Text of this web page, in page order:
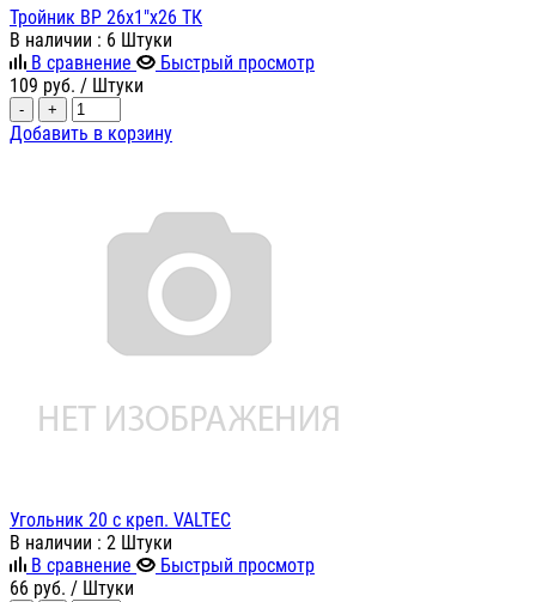
Тройник ВР 26х1"х26 ТК
В наличии : 6 Штуки
В сравнение
Быстрый просмотр
109 руб. / Штуки
- +
Добавить в корзину
Угольник 20 с креп. VALTEC
В наличии : 2 Штуки
В сравнение
Быстрый просмотр
66 руб. / Штуки